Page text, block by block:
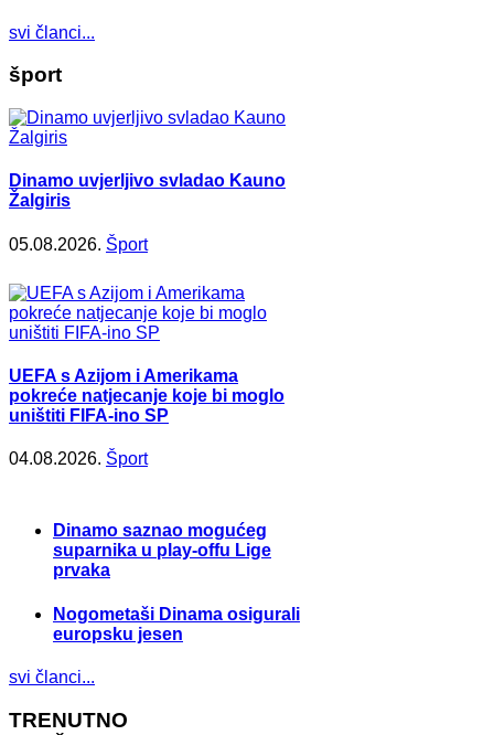
svi članci...
šport
Dinamo uvjerljivo svladao Kauno
Žalgiris
05.08.2026. Šport
UEFA s Azijom i Amerikama
pokreće natjecanje koje bi moglo
uništiti FIFA-ino SP
04.08.2026. Šport
Dinamo saznao mogućeg
suparnika u play-offu Lige
prvaka
Nogometaši Dinama osigurali
europsku jesen
svi članci...
TRENUTNO